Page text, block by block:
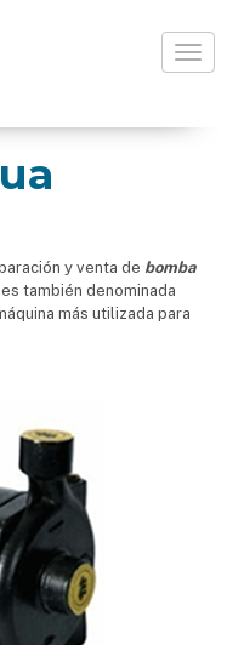
y venta de bomba
también denominada
más utilizada para